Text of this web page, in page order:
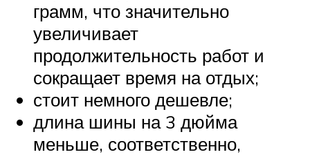
грамм, что значительно
увеличивает
продолжительность работ и
сокращает время на отдых;
стоит немного дешевле;
длина шины на 3 дюйма
меньше, соответственно,